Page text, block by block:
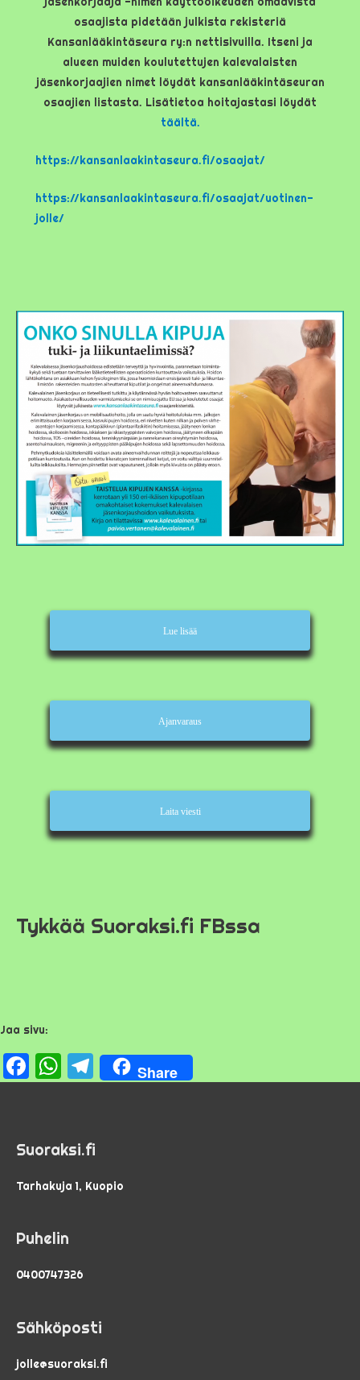
osaajista pidetään julkista rekisteriä
Kansanlääkintäseura ry:n nettisivuilla. Itseni ja
alueen muiden koulutettujen kalevalaisten
jäsenkorjaajien nimet löydät kansanlääkintäseuran
osaajien listasta. Lisätietoa hoitajastasi löydät
täältä.
https://kansanlaakintaseura.fi/osaajat/
https://kansanlaakintaseura.fi/osaajat/uotinen-
jolle/
Lue lisää
Ajanvaraus
Laita viesti
Tykkää Suoraksi.fi FBssa
Jaa sivu:
F
a
e
o
k
W
h
ts
p
T
el
g
a
Share
Suoraksi.fi
Tarhakuja 1, Kuopio
Puhelin
0400747326
Sähköposti
jolle@suoraksi.fi